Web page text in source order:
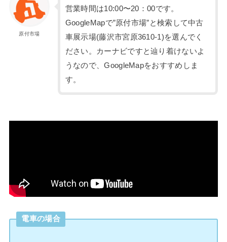
原付市場
営業時間は10:00〜20：00です。
GoogleMapで”原付市場”と検索して中古
車展示場(藤沢市宮原3610-1)を選んでく
ださい。カーナビですと辿り着けないよ
うなので、GoogleMapをおすすめしま
す。
電車の場合